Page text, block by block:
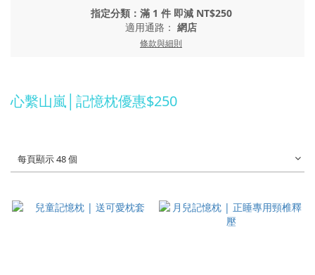
指定分類：滿 1 件 即減 NT$250
適用通路： 網店
條款與細則
心繫山嵐│記憶枕優惠$250
每頁顯示 48 個